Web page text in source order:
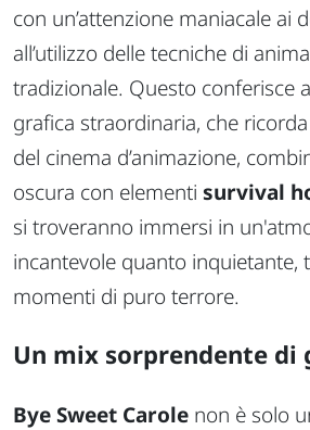
con un’attenzione maniacale ai
all’utilizzo delle tecniche di
tradizionale. Questo conferisce
grafica straordinaria, che
del cinema d’animazione,
oscura con elementi survival
si troveranno immersi in
incantevole quanto inquietante,
momenti di puro terrore.
Un mix sorprendente di
Bye Sweet Carole non è solo